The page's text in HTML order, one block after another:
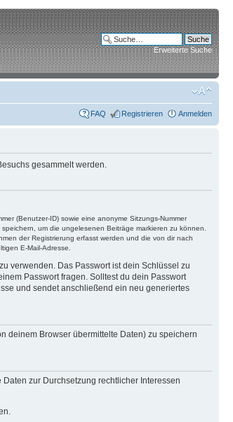
Erweiterte Suche
FAQ Registrieren Anmelden
gesammelt werden.
(Benutzer-ID) sowie eine anonyme Sitzungs-Nummer
um die ungelesenen Beiträge markieren zu können.
der Registrierung erfasst werden und die von dir nach
E-Mail-Adresse.
verwenden. Das Passwort ist dein Schlüssel zu
Passwort fragen. Solltest du dein Passwort
und sendet anschließend ein neu generiertes
deinem Browser übermittelte Daten) zu speichern
zur Durchsetzung rechtlicher Interessen